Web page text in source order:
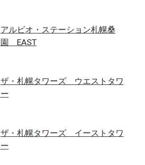
アルビオ・ステーション札幌桑
園 EAST
ザ・札幌タワーズ ウエストタワ
ー
ザ・札幌タワーズ イーストタワ
ー